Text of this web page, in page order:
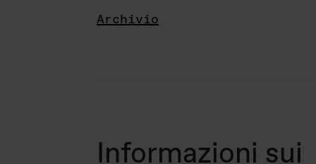
Archivio
Informazioni sui